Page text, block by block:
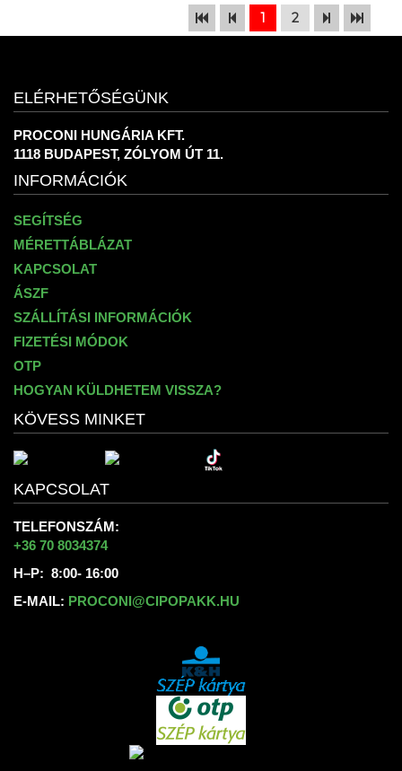
1 2
ELÉRHETŐSÉGÜNK
PROCONI HUNGÁRIA KFT.
1118 BUDAPEST, ZÓLYOM ÚT 11.
INFORMÁCIÓK
SEGÍTSÉG
MÉRETTÁBLÁZAT
KAPCSOLAT
ÁSZF
SZÁLLÍTÁSI INFORMÁCIÓK
FIZETÉSI MÓDOK
OTP
HOGYAN KÜLDHETEM VISSZA?
KÖVESS MINKET
KAPCSOLAT
TELEFONSZÁM:
+36 70 8034374
H–P: 8:00- 16:00
E-MAIL: PROCONI@CIPOPAKK.HU